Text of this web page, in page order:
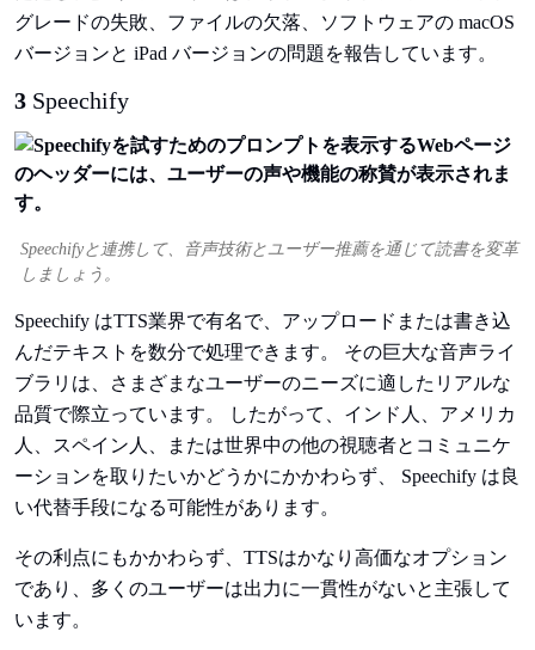
グレードの失敗、ファイルの欠落、ソフトウェアの macOS
バージョンと iPad バージョンの問題を報告しています。
3 Speechify
Speechifyと連携して、音声技術とユーザー推薦を通じて読書を変革
しましょう。
Speechify はTTS業界で有名で、アップロードまたは書き込
んだテキストを数分で処理できます。 その巨大な音声ライ
ブラリは、さまざまなユーザーのニーズに適したリアルな
品質で際立っています。 したがって、インド人、アメリカ
人、スペイン人、または世界中の他の視聴者とコミュニケ
ーションを取りたいかどうかにかかわらず、 Speechify は良
い代替手段になる可能性があります。
その利点にもかかわらず、TTSはかなり高価なオプション
であり、多くのユーザーは出力に一貫性がないと主張して
います。